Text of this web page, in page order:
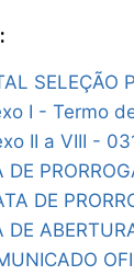
SELEÇÃO
I - Termo
II a VIII -
DE
DE
DE